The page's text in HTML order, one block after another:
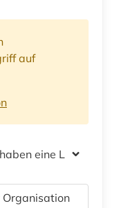
auf
eine Lizenz